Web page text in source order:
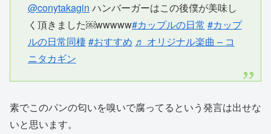
@conytakagin ハンバーガーはこの後僕が美味し
く頂きました￼wwwww#カップルの日常 #カップ
ルの日常同棲#おすすめ ♬ オリジナル楽曲 – コ
ニタカギン
素でこのパンの匂いを嗅いで腐ってるという発言は出せな
いと思います。